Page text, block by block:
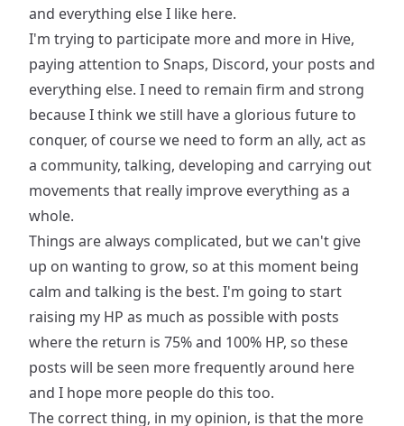
and everything else I like here.
I'm trying to participate more and more in Hive,
paying attention to Snaps, Discord, your posts and
everything else. I need to remain firm and strong
because I think we still have a glorious future to
conquer, of course we need to form an ally, act as
a community, talking, developing and carrying out
movements that really improve everything as a
whole.
Things are always complicated, but we can't give
up on wanting to grow, so at this moment being
calm and talking is the best. I'm going to start
raising my HP as much as possible with posts
where the return is 75% and 100% HP, so these
posts will be seen more frequently around here
and I hope more people do this too.
The correct thing, in my opinion, is that the more